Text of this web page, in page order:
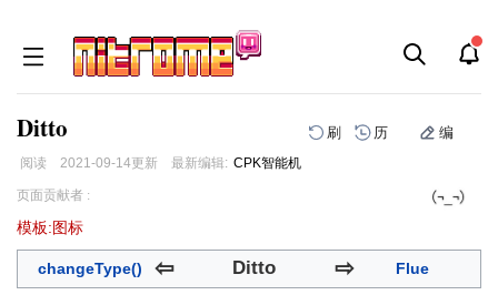
Ditto 刷 历 编
阅读 2021-09-14更新 最新编辑: CPK智能机
跳
导
航
跳
搜
索
页面贡献者 :
模板:图标
changeType() ⇦ Ditto ⇨ Flue